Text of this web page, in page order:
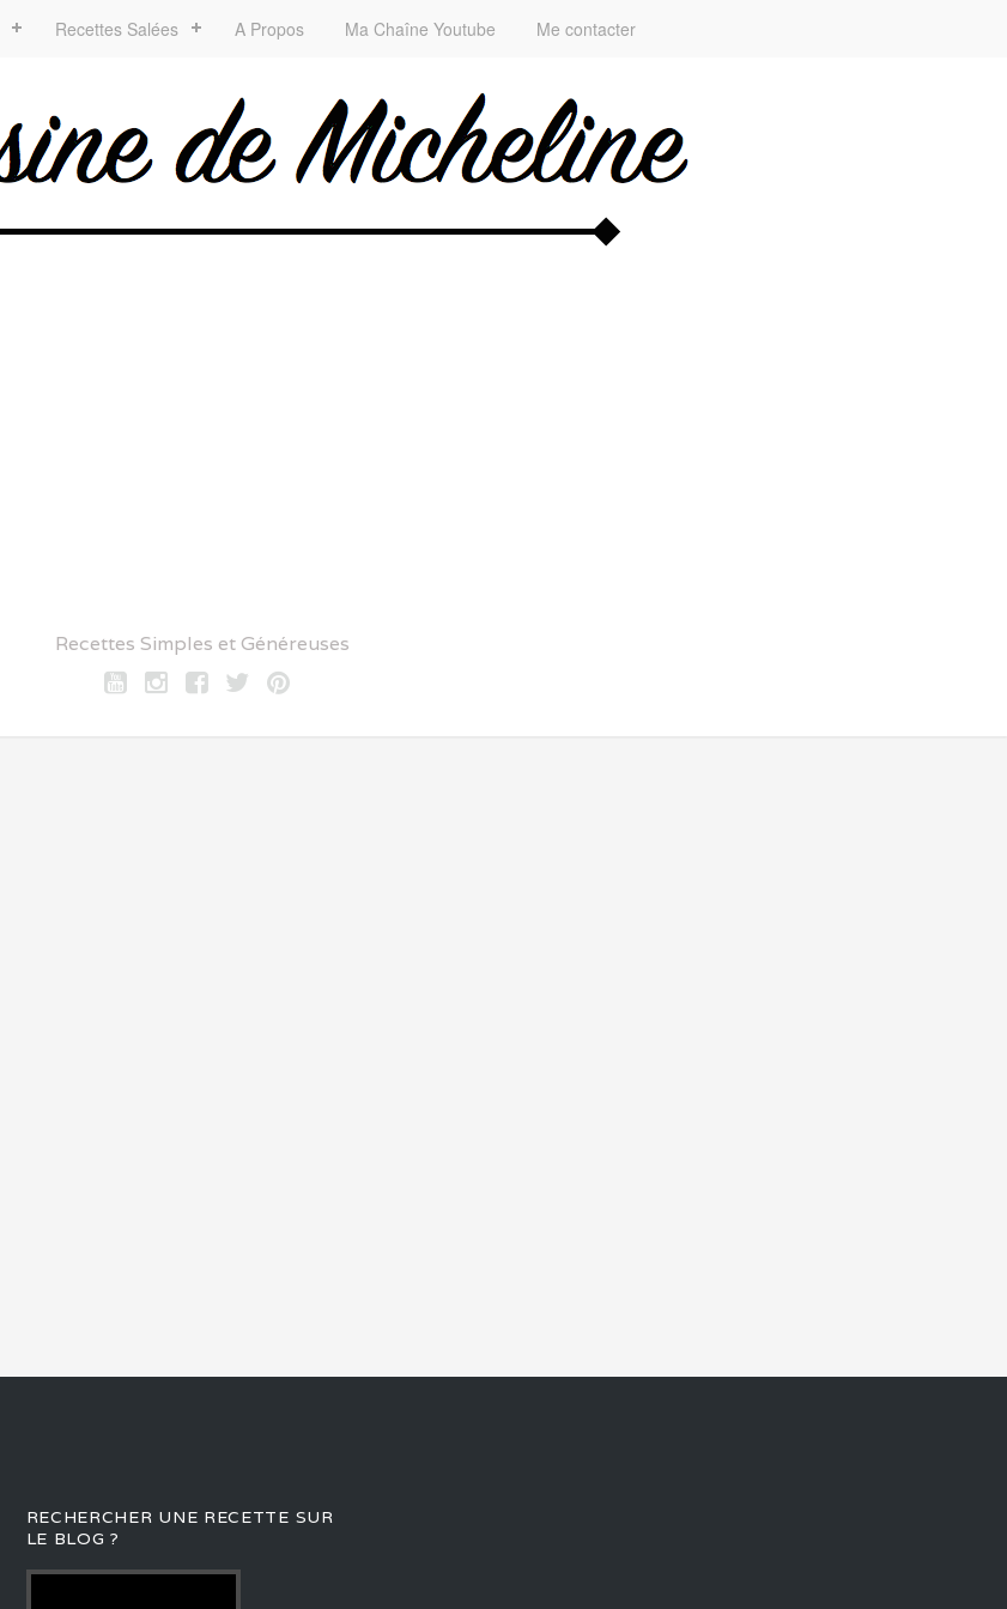
Recettes Salées A Propos Ma Chaîne Youtube Me contacter
Recettes Simples et Généreuses
RECHERCHER UNE RECETTE SUR
LE BLOG ?